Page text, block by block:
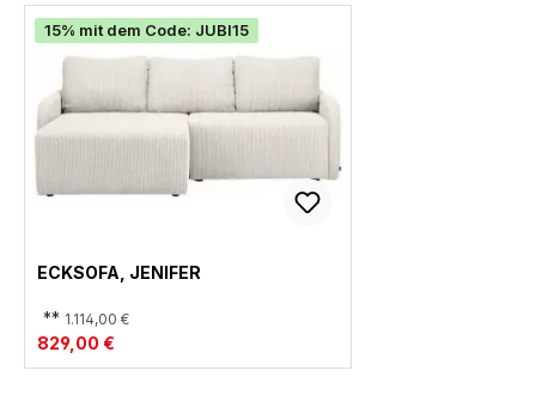
15% mit dem Code: JUBI15
ECKSOFA, JENIFER
** 1.114,00 €
829,00 €